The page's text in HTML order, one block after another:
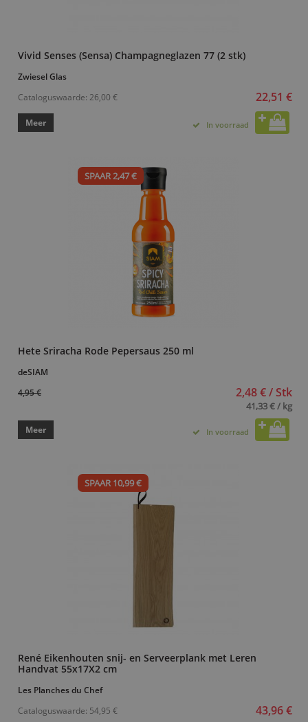
Vivid Senses (Sensa) Champagneglazen 77 (2 stk)
Zwiesel Glas
Cataloguswaarde: 26,00 € 22,51 €
Meer In voorraad
SPAAR 2,47 €
Hete Sriracha Rode Pepersaus 250 ml
deSIAM
4,95 €
2,48 € / Stk
41,33 € / kg
Meer In voorraad
SPAAR 10,99 €
René Eikenhouten snij- en Serveerplank met Leren
Handvat 55x17X2 cm
Les Planches du Chef
Cataloguswaarde: 54,95 € 43,96 €